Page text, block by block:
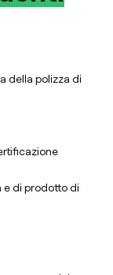
della polizza di
e di prodotto di